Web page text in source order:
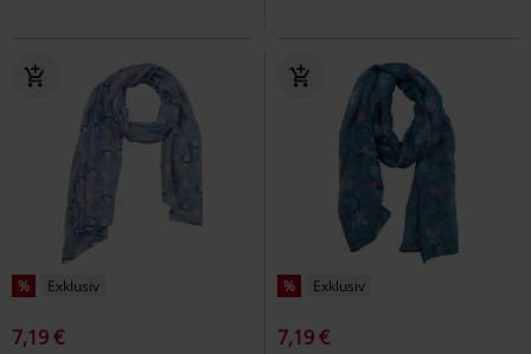
% Exklusiv
7,19 €
% Exklusiv
7,19 €